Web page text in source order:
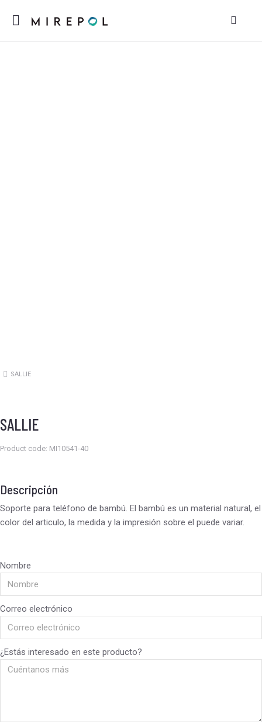
Estás aquí:
SALLIE
SALLIE
Product code: MI10541-40
Descripción
Soporte para teléfono de bambú. El bambú es un material natural, el
color del articulo, la medida y la impresión sobre el puede variar.
Nombre
Correo electrónico
¿Estás interesado en este producto?